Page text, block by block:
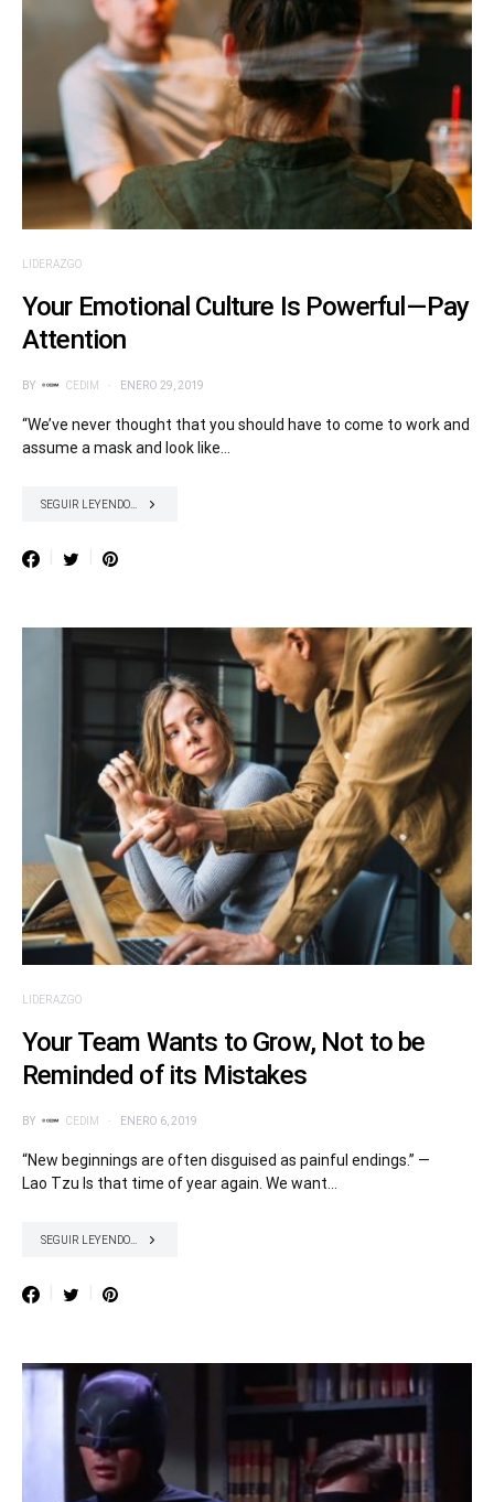
LIDERAZGO
Your Emotional Culture Is Powerful — Pay
Attention
BY CEDIM ENERO 29, 2019
“We’ve never thought that you should have to come to work and
assume a mask and look like…
SEGUIR LEYENDO...
LIDERAZGO
Your Team Wants to Grow, Not to be
Reminded of its Mistakes
BY CEDIM ENERO 6, 2019
“New beginnings are often disguised as painful endings.” —
Lao Tzu Is that time of year again. We want…
SEGUIR LEYENDO...